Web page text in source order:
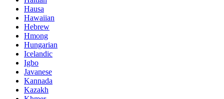
Hausa
Hawaiian
Hebrew
Hmong
Hungarian
Icelandic
Igbo
Javanese
Kannada
Kazakh